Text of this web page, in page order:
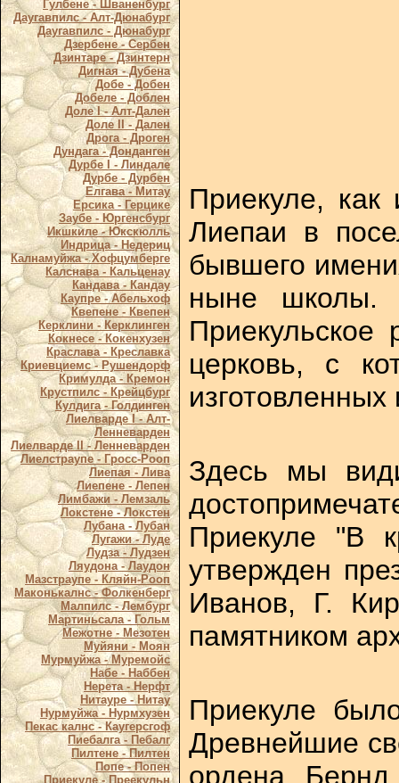
Гулбене - Шваненбург
Даугавпилс - Алт-Дюнабург
Даугавпилс - Дюнабург
Дзербене - Сербен
Дзинтаре - Дзинтерн
Дигная - Дубена
Добе - Добен
Добеле - Доблен
Доле I - Алт-Дален
Доле II - Дален
Дрога - Дроген
Дундага - Донданген
Дурбе I - Линдале
Дурбе - Дурбен
Елгава - Митау
Ерсика - Герцике
Заубе - Юргенсбург
Икшкиле - Юкскюлль
Индрица - Недериц
Калнамуйжа - Хофцумберге
Калснава - Кальценау
Кандава - Кандау
Каупре - Абельхоф
Квепене - Квепен
Керклини - Керклинген
Кокнесе - Кокенхузен
Краслава - Креславка
Криевциемс - Рушендорф
Кримулда - Кремон
Крустпилс - Крейцбург
Кулдига - Голдинген
Лиелварде I - Алт-
Ленневарден
Лиелварде II - Ленневарден
Лиелстраупе - Гросс-Рооп
Лиепая - Лива
Лиепене - Лепен
Лимбажи - Лемзаль
Локстене - Локстен
Лубана - Лубан
Лугажи - Луде
Лудза - Лудзен
Ляудона - Лаудон
Мазстраупе - Кляйн-Рооп
Маконькалнс - Фолкенберг
Малпилс - Лембург
Мартиньсала - Гольм
Межотне - Мезотен
Муйяни - Моян
Мурмуйжа - Муремойс
Набе - Наббен
Нерета - Нерфт
Нитауре - Нитау
Нурмуйжа - Нурмхузен
Пекас калнс - Каугерсгоф
Пиебалга - Пебалг
Пилтене - Пилтен
Попе - Попен
Приекуле - Преекульн
Приекуле,
Лиепаи в
бывшего
ныне школы.
церковь, с
Здесь мы
Приекуле "В
утвержден
Иванов, Г.
памятником
Приекуле
Древнейшие
ордена